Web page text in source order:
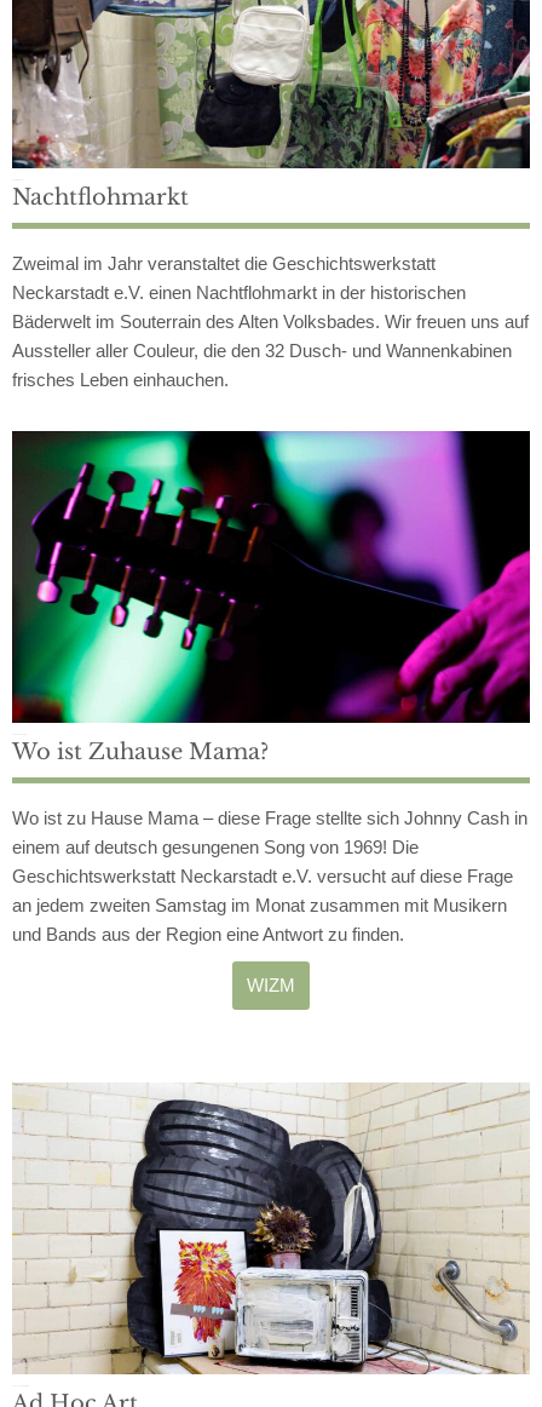
Nachtflohmarkt
Zweimal im Jahr veranstaltet die Geschichtswerkstatt
Neckarstadt e.V. einen Nachtflohmarkt in der historischen
Bäderwelt im Souterrain des Alten Volksbades. Wir freuen uns auf
Aussteller aller Couleur, die den 32 Dusch- und Wannenkabinen
frisches Leben einhauchen.
Wo ist Zuhause Mama?
Wo ist zu Hause Mama – diese Frage stellte sich Johnny Cash in
einem auf deutsch gesungenen Song von 1969! Die
Geschichtswerkstatt Neckarstadt e.V. versucht auf diese Frage
an jedem zweiten Samstag im Monat zusammen mit Musikern
und Bands aus der Region eine Antwort zu finden.
WIZM